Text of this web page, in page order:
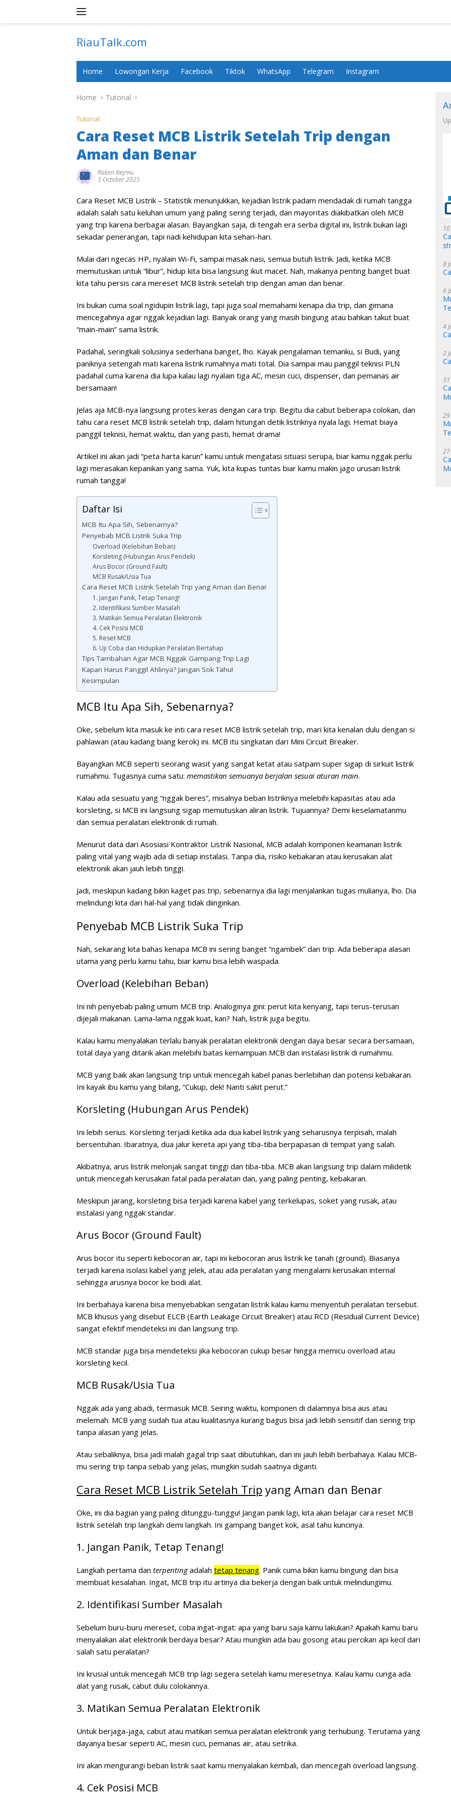
RiauTalk.com
Informasi
Home Lowongan Kerja Facebook Tiktok WhatsApp Telegram Instagram
Home Tutorial
Tutorial
Cara Reset MCB Listrik Setelah Trip dengan
Aman dan Benar
Raken Reymu
3 October 2025
Cara Reset MCB Listrik – Statistik menunjukkan, kejadian listrik padam mendadak di rumah tangga
adalah salah satu keluhan umum yang paling sering terjadi, dan mayoritas diakibatkan oleh MCB
yang trip karena berbagai alasan. Bayangkan saja, di tengah era serba digital ini, listrik bukan lagi
sekadar penerangan, tapi nadi kehidupan kita sehari-hari.
Mulai dari ngecas HP, nyalain Wi-Fi, sampai masak nasi, semua butuh listrik. Jadi, ketika MCB
memutuskan untuk “libur”, hidup kita bisa langsung ikut macet. Nah, makanya penting banget buat
kita tahu persis cara mereset MCB listrik setelah trip dengan aman dan benar.
Ini bukan cuma soal ngidupin listrik lagi, tapi juga soal memahami kenapa dia trip, dan gimana
mencegahnya agar nggak kejadian lagi. Banyak orang yang masih bingung atau bahkan takut buat
“main-main” sama listrik.
Padahal, seringkali solusinya sederhana banget, lho. Kayak pengalaman temanku, si Budi, yang
paniknya setengah mati karena listrik rumahnya mati total. Dia sampai mau panggil teknisi PLN
padahal cuma karena dia lupa kalau lagi nyalain tiga AC, mesin cuci, dispenser, dan pemanas air
bersamaan!
Jelas aja MCB-nya langsung protes keras dengan cara trip. Begitu dia cabut beberapa colokan, dan
tahu cara reset MCB listrik setelah trip, dalam hitungan detik listriknya nyala lagi. Hemat biaya
panggil teknisi, hemat waktu, dan yang pasti, hemat drama!
Artikel ini akan jadi “peta harta karun” kamu untuk mengatasi situasi serupa, biar kamu nggak perlu
lagi merasakan kepanikan yang sama. Yuk, kita kupas tuntas biar kamu makin jago urusan listrik
rumah tangga!
Daftar Isi
MCB Itu Apa Sih, Sebenarnya?
Penyebab MCB Listrik Suka Trip
Overload (Kelebihan Beban)
Korsleting (Hubungan Arus Pendek)
Arus Bocor (Ground Fault)
MCB Rusak/Usia Tua
Cara Reset MCB Listrik Setelah Trip yang Aman dan Benar
1. Jangan Panik, Tetap Tenang!
2. Identifikasi Sumber Masalah
3. Matikan Semua Peralatan Elektronik
4. Cek Posisi MCB
5. Reset MCB
6. Uji Coba dan Hidupkan Peralatan Bertahap
Tips Tambahan Agar MCB Nggak Gampang Trip Lagi
Kapan Harus Panggil Ahlinya? Jangan Sok Tahu!
Kesimpulan
MCB Itu Apa Sih, Sebenarnya?
Oke, sebelum kita masuk ke inti cara reset MCB listrik setelah trip, mari kita kenalan dulu dengan si
pahlawan (atau kadang biang kerok) ini. MCB itu singkatan dari Mini Circuit Breaker.
Bayangkan MCB seperti seorang wasit yang sangat ketat atau satpam super sigap di sirkuit listrik
rumahmu. Tugasnya cuma satu: memastikan semuanya berjalan sesuai aturan main.
Kalau ada sesuatu yang “nggak beres”, misalnya beban listriknya melebihi kapasitas atau ada
korsleting, si MCB ini langsung sigap memutuskan aliran listrik. Tujuannya? Demi keselamatanmu
dan semua peralatan elektronik di rumah.
Menurut data dari Asosiasi Kontraktor Listrik Nasional, MCB adalah komponen keamanan listrik
paling vital yang wajib ada di setiap instalasi. Tanpa dia, risiko kebakaran atau kerusakan alat
elektronik akan jauh lebih tinggi.
Jadi, meskipun kadang bikin kaget pas trip, sebenarnya dia lagi menjalankan tugas mulianya, lho. Dia
melindungi kita dari hal-hal yang tidak diinginkan.
Penyebab MCB Listrik Suka Trip
Nah, sekarang kita bahas kenapa MCB ini sering banget “ngambek” dan trip. Ada beberapa alasan
utama yang perlu kamu tahu, biar kamu bisa lebih waspada.
Overload (Kelebihan Beban)
Ini nih penyebab paling umum MCB trip. Analoginya gini: perut kita kenyang, tapi terus-terusan
dijejali makanan. Lama-lama nggak kuat, kan? Nah, listrik juga begitu.
Kalau kamu menyalakan terlalu banyak peralatan elektronik dengan daya besar secara bersamaan,
total daya yang ditarik akan melebihi batas kemampuan MCB dan instalasi listrik di rumahmu.
MCB yang baik akan langsung trip untuk mencegah kabel panas berlebihan dan potensi kebakaran.
Ini kayak ibu kamu yang bilang, “Cukup, dek! Nanti sakit perut.”
Korsleting (Hubungan Arus Pendek)
Ini lebih serius. Korsleting terjadi ketika ada dua kabel listrik yang seharusnya terpisah, malah
bersentuhan. Ibaratnya, dua jalur kereta api yang tiba-tiba berpapasan di tempat yang salah.
Akibatnya, arus listrik melonjak sangat tinggi dan tiba-tiba. MCB akan langsung trip dalam milidetik
untuk mencegah kerusakan fatal pada peralatan dan, yang paling penting, kebakaran.
Meskipun jarang, korsleting bisa terjadi karena kabel yang terkelupas, soket yang rusak, atau
instalasi yang nggak standar.
Arus Bocor (Ground Fault)
Arus bocor itu seperti kebocoran air, tapi ini kebocoran arus listrik ke tanah (ground). Biasanya
terjadi karena isolasi kabel yang jelek, atau ada peralatan yang mengalami kerusakan internal
sehingga arusnya bocor ke bodi alat.
Ini berbahaya karena bisa menyebabkan sengatan listrik kalau kamu menyentuh peralatan tersebut.
MCB khusus yang disebut ELCB (Earth Leakage Circuit Breaker) atau RCD (Residual Current Device)
sangat efektif mendeteksi ini dan langsung trip.
MCB standar juga bisa mendeteksi jika kebocoran cukup besar hingga memicu overload atau
korsleting kecil.
MCB Rusak/Usia Tua
Nggak ada yang abadi, termasuk MCB. Seiring waktu, komponen di dalamnya bisa aus atau
melemah. MCB yang sudah tua atau kualitasnya kurang bagus bisa jadi lebih sensitif dan sering trip
tanpa alasan yang jelas.
Atau sebaliknya, bisa jadi malah gagal trip saat dibutuhkan, dan ini jauh lebih berbahaya. Kalau MCB-
mu sering trip tanpa sebab yang jelas, mungkin sudah saatnya diganti.
Cara Reset MCB Listrik Setelah Trip yang Aman dan Benar
Oke, ini dia bagian yang paling ditunggu-tunggu! Jangan panik lagi, kita akan belajar cara reset MCB
listrik setelah trip langkah demi langkah. Ini gampang banget kok, asal tahu kuncinya.
1. Jangan Panik, Tetap Tenang!
Langkah pertama dan terpentingadalah tetap tenang. Panik cuma bikin kamu bingung dan bisa
membuat kesalahan. Ingat, MCB trip itu artinya dia bekerja dengan baik untuk melindungimu.
2. Identifikasi Sumber Masalah
Sebelum buru-buru mereset, coba ingat-ingat: apa yang baru saja kamu lakukan? Apakah kamu baru
menyalakan alat elektronik berdaya besar? Atau mungkin ada bau gosong atau percikan api kecil dari
salah satu peralatan?
Ini krusial untuk mencegah MCB trip lagi segera setelah kamu meresetnya. Kalau kamu curiga ada
alat yang rusak, cabut dulu colokannya.
3. Matikan Semua Peralatan Elektronik
Untuk berjaga-jaga, cabut atau matikan semua peralatan elektronik yang terhubung. Terutama yang
dayanya besar seperti AC, mesin cuci, pemanas air, atau setrika.
Ini akan mengurangi beban listrik saat kamu menyalakan kembali, dan mencegah overload langsung.
4. Cek Posisi MCB
8
6
4
2